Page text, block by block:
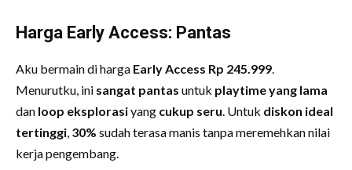
Harga Early Access: Pantas
Aku bermain di harga Early Access Rp 245.999.
Menurutku, ini sangat pantas untuk playtime yang lama
dan loop eksplorasiyang cukup seru. Untuk diskon ideal
tertinggi, 30% sudah terasa manis tanpa meremehkan nilai
kerja pengembang.